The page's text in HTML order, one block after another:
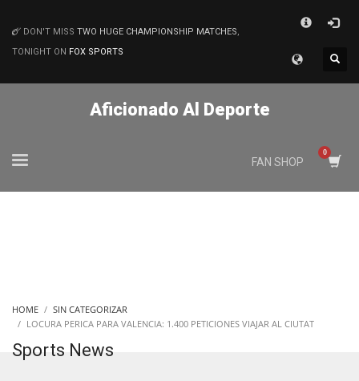
MATCHES
DON'T MISS TWO HUGE CHAMPIONSHIP MATCHES,
TONIGHT ON FOX SPORTS
Aficionado Al Deporte
FAN SHOP
HOME
SIN CATEGORIZAR
LOCURA PERICA PARA VALENCIA: 1.400 PETICIONES VIAJAR AL CIUTAT
Sports News